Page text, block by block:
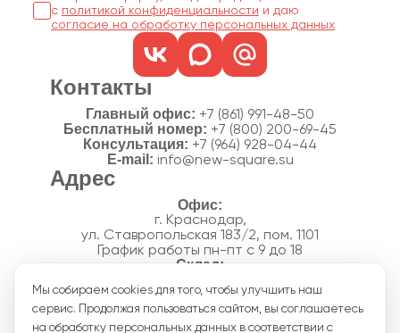
с политикой конфиденциальности
согласие на обработку персональных данных
Контакты
Главный офис: +7 (861) 991-48-50
Бесплатный номер: +7 (800) 200-69-45
Консультация: +7 (964) 928-04-44
E-mail: info@new-square.su
Адрес
г. Краснодар,
ул. Ставропольская 183/2, пом. 1101
График работы пн-пт с 9 до 18
п. Новознаменский, ул.Производственная, 15
График работы склада пн-пт с 8 до 18
Акции
Мы собираем cookies для того, чтобы улучшить наш
сервис. Продолжая пользоваться сайтом, вы соглашаетесь
на обработку персональных данных в соответствии с